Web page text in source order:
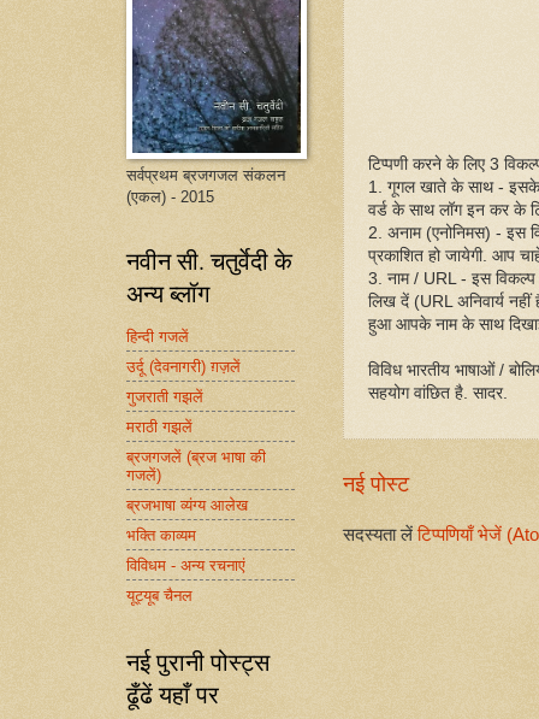
टिप्पणी करने के लिए 3
1. गूगल खाते के साथ -
वर्ड के साथ लॉग इन कर के
2. अनाम (एनोनिमस) - इस
प्रकाशित हो जायेगी. आप
3. नाम / URL - इस
लिख दें (URL अनिवार्य
हुआ आपके नाम के साथ
विविध भारतीय भाषाओं /
सहयोग वांछित है. सादर.
नई पोस्ट
सदस्यता लेंटिप्पणियाँ भेजें
सर्वप्रथम ब्रजगजल संकलन
(एकल) - 2015
नवीन सी. चतुर्वेदी के
अन्य ब्लॉग
हिन्दी गजलें
उर्दू (देवनागरी) ग़ज़लें
गुजराती गझलें
मराठी गझलें
ब्रजगजलें (ब्रज भाषा की
गजलें)
ब्रजभाषा व्यंग्य आलेख
भक्ति काव्यम
विविधम - अन्य रचनाएं
यूट्यूब चैनल
नई पुरानी पोस्ट्स
ढूँढें यहाँ पर